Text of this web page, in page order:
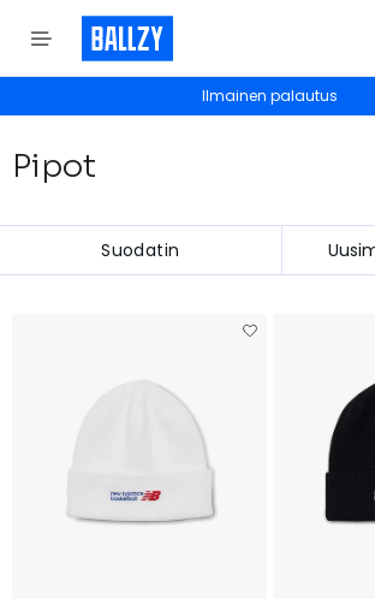
Ilmainen toimitus 50 € lähtien
Ilmainen palautus
Pipot
Suodatin